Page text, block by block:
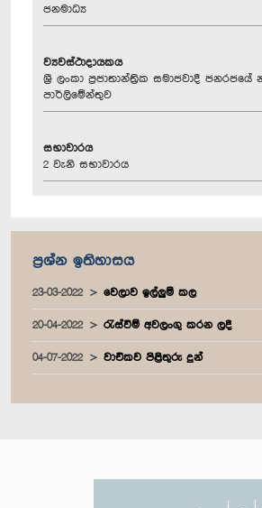
ජනමාධ්‍ය
ව්‍යවස්ථාදායකය
ශ්‍රී ලංකා ප්‍රජාතාන්ත්‍රික සමාජවාදී ජනරජයේ
පාර්ලිමේන්තුව
සභාවාරය
2 වැනි සභාවාරය
ප්‍රශ්න ඉතිහාසය
23-03-2022 වෙලාව ඉල්ලුම් කල
20-04-2022 රැස්වීම් අවලංගු කරන ලදී
04-07-2022 වාචිකව පිළිතුරු දුන්